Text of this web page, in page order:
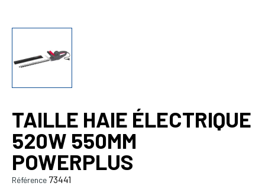
TAILLE HAIE ÉLECTRIQUE
520W 550MM
POWERPLUS
Référence 73441